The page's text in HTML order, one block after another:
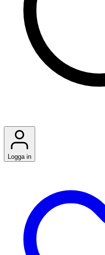
Logga in